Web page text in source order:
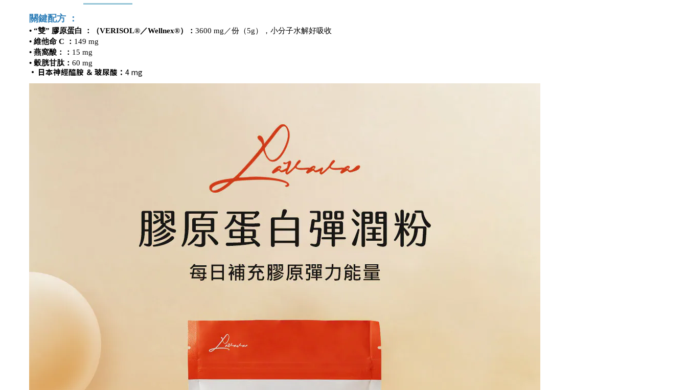
關鍵配方 ：
• “雙” 膠原蛋白 ：（VERISOL®／Wellnex®）： 3600 mg／份（5g），小分子水解好吸收
• 維他命 C ： 149 mg
• 燕窩酸：
： 15 mg
• 穀胱甘肽 ： 60 mg
• 日本神經醯胺 ＆ 玻尿酸 ： 4mg